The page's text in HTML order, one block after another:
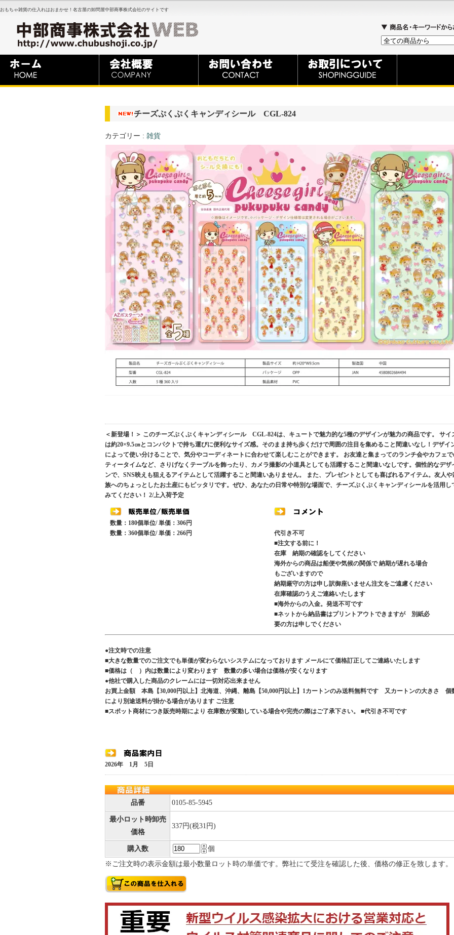
おもちゃ雑貨の仕入れはおまかせ！名古屋の卸問屋中部商事株式会社のサイトです
チーズぷくぷくキャンディシール CGL-824
カテゴリー : 雑貨
＜新登場！＞ このチーズぷくぷくキャンディシール CGL-824は、キュートで魅力的な5種のデザインが魅力の商品です。 サイ
は約20×9.5㎝とコンパクトで持ち運びに便利なサイズ感。そのまま持ち歩くだけで周囲の注目を集めること間違いなし！デザイ
によって使い分けることで、気分やコーディネートに合わせて楽しむことができます。 お友達と集まってのランチ会やカフェ
ティータイムなど、さりげなくテーブルを飾ったり、カメラ撮影の小道具としても活躍すること間違いなしです。個性的なデザ
ンで、SNS映えも狙えるアイテムとして活躍すること間違いありません。 また、プレゼントとしても喜ばれるアイテム。友人や
族へのちょっとしたお土産にもピッタリです。ぜひ、あなたの日常や特別な場面で、チーズぷくぷくキャンディシールを活用し
みてください！ 2/上入荷予定
数量：180個単位/ 単価：306円
数量：360個単位/ 単価：266円
代引き不可
■注文する前に！
在庫 納期の確認をしてください
海外からの商品は船便や気候の関係で 納期が遅れる場合
もございますので
納期厳守の方は申し訳御座いません注文をご遠慮ください
在庫確認のうえご連絡いたします
■海外からの入金。発送不可です
■ネットから納品書はプリントアウトできますが 別紙必
要の方は申しでください
●注文時での注意
■大きな数量でのご注文でも単価が変わらないシステムになっております メールにて価格訂正してご連絡いたします
■価格は（ ）内は数量により変わります 数量の多い場合は価格が安くなります
●他社で購入した商品のクレームには一切対応出来ません
お買上金額 本島【30,000円以上】北海道、沖縄、離島【50,000円以上】1カートンのみ送料無料です 又カートンの大きさ 個
により別途送料が掛かる場合があります ご注意
■スポット商材につき販売時期により 在庫数が変動している場合や完売の際はご了承下さい。 ■代引き不可です
2026年 1月 5日
品番 0105-85-5945
最小ロット時卸売
価格
337円(税31円)
購入数
個
※ご注文時の表示金額は最小数量ロット時の単価です。弊社にて受注を確認した後、価格の修正を致します。